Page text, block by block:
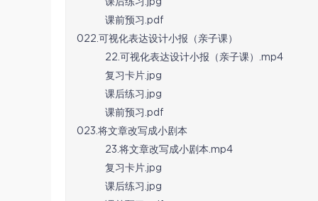
课后练习.jpg
课前预习.pdf
022.可视化表达设计小报（亲子课）
22.可视化表达设计小报（亲子课）.mp4
复习卡片.jpg
课后练习.jpg
课前预习.pdf
023.将文章改写成小剧本
23.将文章改写成小剧本.mp4
复习卡片.jpg
课后练习.jpg